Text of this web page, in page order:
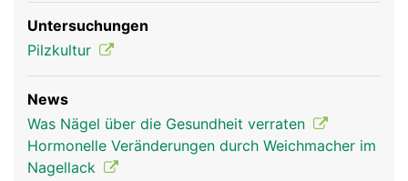
Nagel Frau Nagel Mann
Untersuchungen
Pilzkultur
News
Was Nägel über die Gesundheit verraten
Hormonelle Veränderungen durch Weichmacher im
Nagellack